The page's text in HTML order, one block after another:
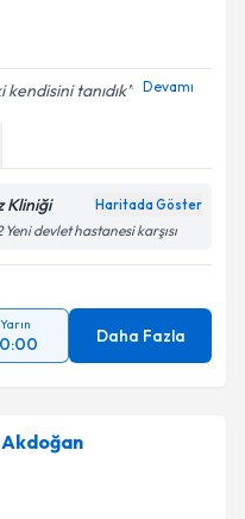
tanıdık Devamı
Kliniği Haritada Göster
devlet hastanesi karşısı
Yarın
Daha Fazla
Akdoğan